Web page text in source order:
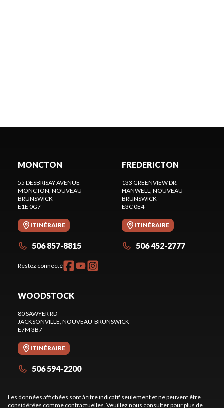
MONCTON
55 DESBRISAY AVENUE
MONCTON, NOUVEAU-
BRUNSWICK
E1E 0G7
ITINÉRAIRE
506 857-8815
Restez connecté
FREDERICTON
133 GREENVIEW DR.
HANWELL, NOUVEAU-
BRUNSWICK
E3C 0E4
ITINÉRAIRE
506 452-2777
WOODSTOCK
80 SAWYER RD
JACKSONVILLE, NOUVEAU-BRUNSWICK
E7M 3B7
ITINÉRAIRE
506 594-2200
Les données affichées sont à titre indicatif seulement et ne peuvent être
considérées comme contractuelles. Veuillez nous consulter pour plus de